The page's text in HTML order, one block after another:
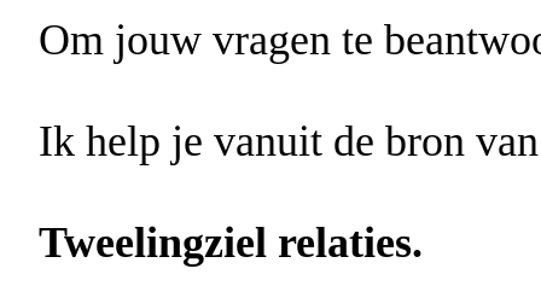
Om jouw vragen te
Ik help je vanuit de bron
Tweelingziel relaties.